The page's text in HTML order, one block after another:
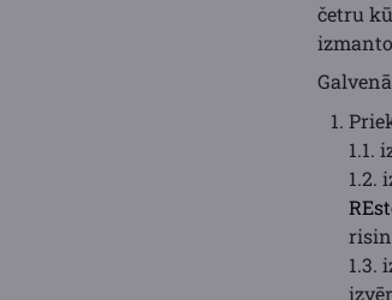
četru
1.1.
1.2.
1.3.